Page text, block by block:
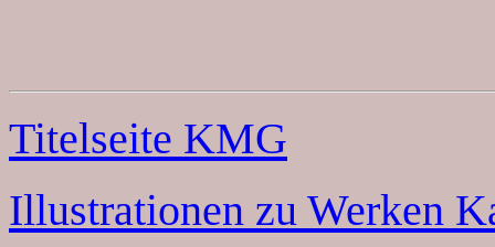
Titelseite KMG
Illustrationen zu Werken